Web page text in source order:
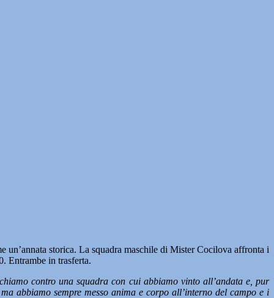
storica. La squadra maschile di Mister Cocilova affronta i
Entrambe in trasferta.
contro una squadra con cui abbiamo vinto all’andata e, pur
abbiamo sempre messo anima e corpo all’interno del campo e i